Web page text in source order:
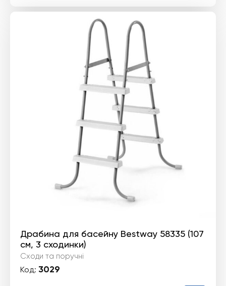
Драбина для басейну Bestway 58335 (107
см, 3 сходинки)
Сходи та поручні
Код: 3029